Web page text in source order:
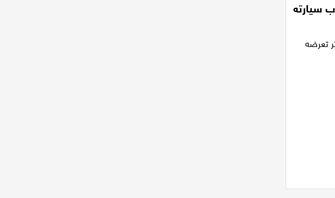
سيارته
تعرضه